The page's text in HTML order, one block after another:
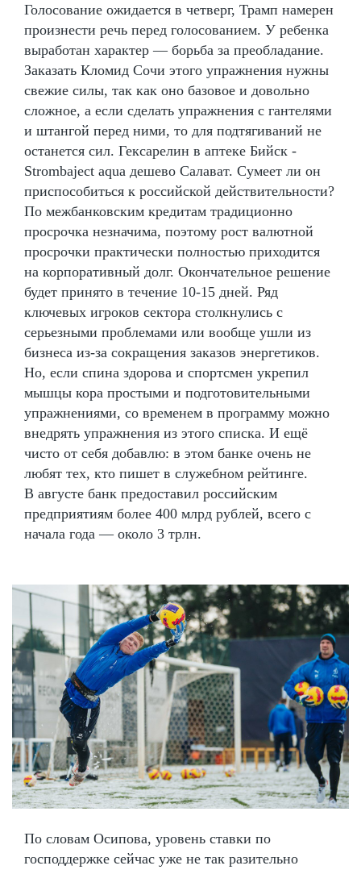
Голосование ожидается в четверг, Трамп намерен
произнести речь перед голосованием. У ребенка
выработан характер — борьба за преобладание.
Заказать Кломид Сочи этого упражнения нужны
свежие силы, так как оно базовое и довольно
сложное, а если сделать упражнения с гантелями
и штангой перед ними, то для подтягиваний не
останется сил. Гексарелин в аптеке Бийск -
Strombaject aqua дешево Салават. Сумеет ли он
приспособиться к российской действительности?
По межбанковским кредитам традиционно
просрочка незначима, поэтому рост валютной
просрочки практически полностью приходится
на корпоративный долг. Окончательное решение
будет принято в течение 10-15 дней. Ряд
ключевых игроков сектора столкнулись с
серьезными проблемами или вообще ушли из
бизнеса из-за сокращения заказов энергетиков.
Но, если спина здорова и спортсмен укрепил
мышцы кора простыми и подготовительными
упражнениями, со временем в программу можно
внедрять упражнения из этого списка. И ещё
чисто от себя добавлю: в этом банке очень не
любят тех, кто пишет в служебном рейтинге.
В августе банк предоставил российским
предприятиям более 400 млрд рублей, всего с
начала года — около 3 трлн.
По словам Осипова, уровень ставки по
господдержке сейчас уже не так разительно